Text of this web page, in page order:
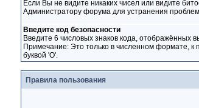
Если Вы не видите никаких чисел или видите
Администратору форума для устранения
Введите код безопасности
Введите 6 числовых знаков кода, отображённых
Примечание: Это только в численном формате, к
буквой 'O'.
Правила пользования